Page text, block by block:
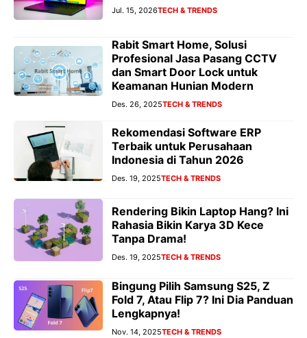
Jul. 15, 2026TECH & TRENDS
Rabit Smart Home, Solusi
Profesional Jasa Pasang CCTV
dan Smart Door Lock untuk
Keamanan Hunian Modern
Des. 26, 2025TECH & TRENDS
Rekomendasi Software ERP
Terbaik untuk Perusahaan
Indonesia di Tahun 2026
Des. 19, 2025TECH & TRENDS
Rendering Bikin Laptop Hang? Ini
Rahasia Bikin Karya 3D Kece
Tanpa Drama!
Des. 19, 2025TECH & TRENDS
Bingung Pilih Samsung S25, Z
Fold 7, Atau Flip 7? Ini Dia Panduan
Lengkapnya!
Nov. 14, 2025TECH & TRENDS